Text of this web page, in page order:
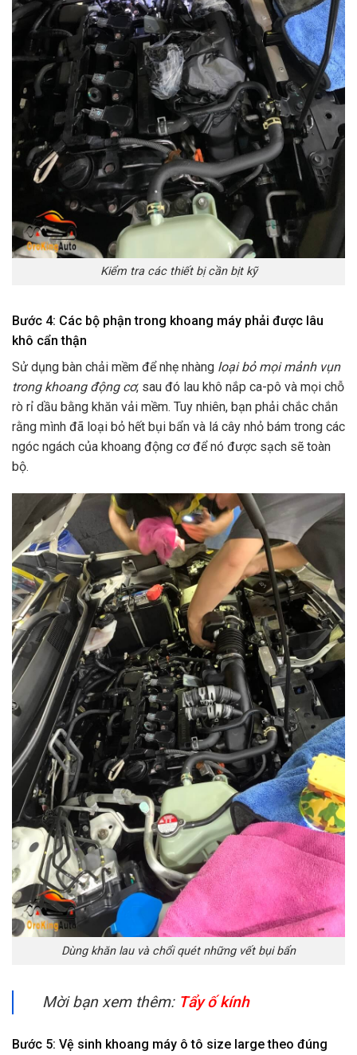
Kiểm tra các thiết bị cần bịt kỹ
Bước 4: Các bộ phận trong khoang máy phải được lâu
khô cẩn thận
Sử dụng bàn chải mềm để nhẹ nhàng loại bỏ mọi mảnh vụn
trong khoang động cơ, sau đó lau khô nắp ca-pô và mọi chỗ
rò rỉ dầu bằng khăn vải mềm. Tuy nhiên, bạn phải chắc chắn
rằng mình đã loại bỏ hết bụi bẩn và lá cây nhỏ bám trong các
ngóc ngách của khoang động cơ để nó được sạch sẽ toàn
bộ.
Dùng khăn lau và chổi quét những vết bụi bẩn
Mời bạn xem thêm: Tẩy ố kính
Bước 5: Vệ sinh khoang máy ô tô size large theo đúng